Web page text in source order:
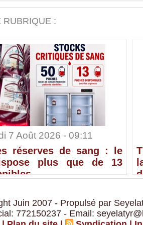
RUBRIQUE :
7 Août 2026 - 09:11
réserves de sang : le
plus que de 13
Juin 2007 - Propulsé par
772150237 - Email: